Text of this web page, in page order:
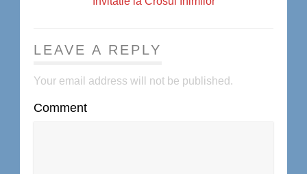
LEAVE A REPLY
Your email address will not be published.
Comment